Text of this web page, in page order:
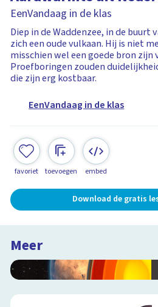
EenVandaag in de klas
Diep in de Waddenzee, in de
zich een oude vulkaan. Hij is niet
misschien wel een goede bron
Proefboringen zouden
die zijn erg kostbaar.
EenVandaag in de klas
favoriet toevoegen embed
Download de gratis
Meer